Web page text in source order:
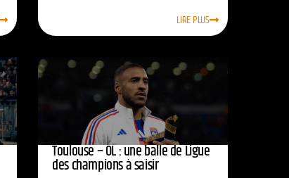
LIRE PLUS
Toulouse – OL : une balle de Ligue
des champions à saisir